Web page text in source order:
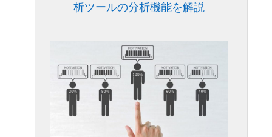
析ツールの分析機能を解説